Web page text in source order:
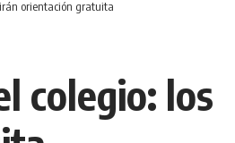
orientación gratuita
colegio: los